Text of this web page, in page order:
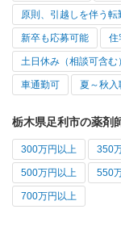
原則、引越しを伴う転
新卒も応募可能 住
土日休み（相談可含む）
車通勤可 夏～秋入
栃木県足利市の薬剤
300万円以上 350
500万円以上 550
700万円以上